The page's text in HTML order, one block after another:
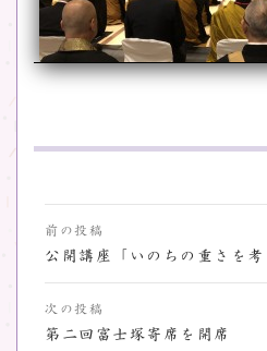
投
稿
ナ
ビ
前の投稿
公開講座「いのちの重さを
次の投稿
第二回富士塚寄席を開席